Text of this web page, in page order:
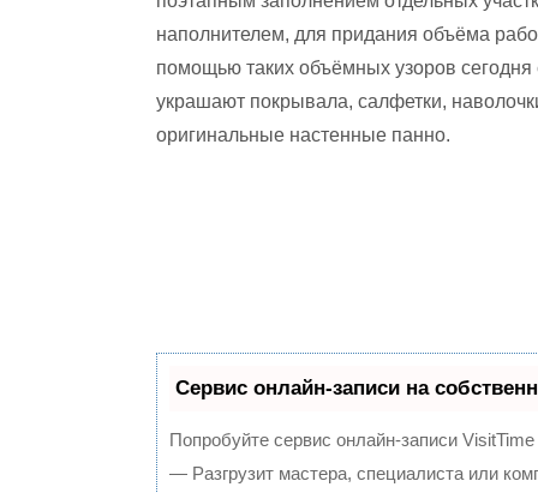
наполнителем, для придания объёма
помощью таких объёмных узоров сегодня
украшают покрывала, салфетки,
оригинальные настенные панно.
Сервис онлайн-записи на
Попробуйте сервис онлайн-записи
— Разгрузит мастера, специалиста или